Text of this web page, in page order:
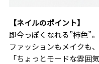
【ネイルのポイント】
即今っぽくなれる”柿色”。
ファッションもメイクも
「ちょっとモードな雰囲